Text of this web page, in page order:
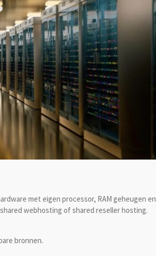
met eigen processor, RAM geheugen en
webhosting of shared reseller hosting.
bronnen.